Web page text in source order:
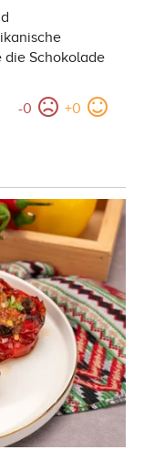
die Schokolade
-0 +0